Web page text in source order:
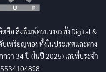
สื่อ สิ่งพิมพ์ครบวงจรทั้ง Digital &
เหรียญทอง ทั้งในประเทศและต่าง
ว่า 34 ปี (ในปี 2025) เลขที่ประจำ